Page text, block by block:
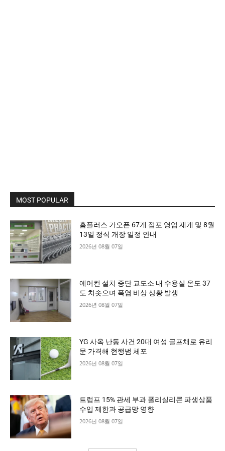
MOST POPULAR
홈플러스 가오픈 67개 점포 영업 재개 및 8월
13일 정식 개장 일정 안내
2026년 08월 07일
에어컨 설치 중단 교도소 내 수용실 온도 37
도 치솟으며 폭염 비상 상황 발생
2026년 08월 07일
YG 사옥 난동 사건 20대 여성 골프채로 유리
문 가격해 현행범 체포
2026년 08월 07일
트럼프 15% 관세 부과 폴리실리콘 파생상품
수입 제한과 공급망 영향
2026년 08월 07일